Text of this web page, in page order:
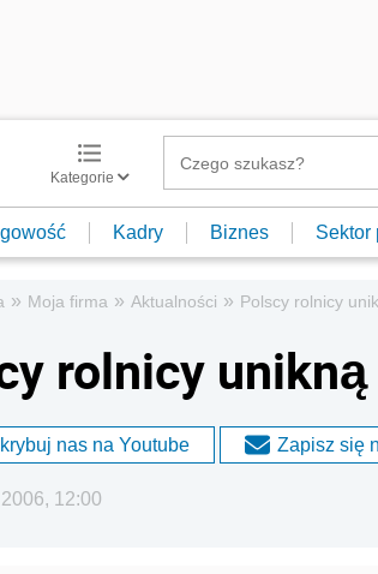
Kategorie
Kadry Biznes Sektor
» Moja firma » Aktualności » Polscy rolnicy
rolnicy
nas na Youtube Zapisz się
12:00